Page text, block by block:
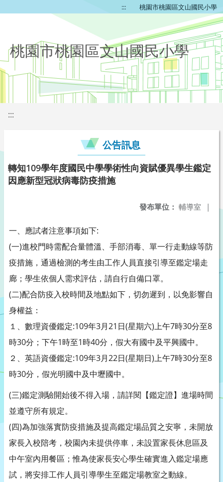
::: 桃園市桃園區文山國民小學
桃園市桃園區文山國民小學
:::
公告訊息
轉知109學年度國民中學學術性向資賦優異學生鑑定
因應新型冠狀病毒防疫措施
發布單位： 輔導室 |
一、應試者注意事項如下:
(一)進校門時需配合量體溫、手部消毒、單一行走動線等防
疫措施，通過檢測的考生由工作人員直接引導至鑑定場走
廊；學生依個人需求評估，請自行自備口罩。
(二)配合防疫入校時間及地點如下，切勿遲到，以免影響自
身權益：
１、數理資優鑑定:109年3月21日(星期六)上午7時30分至8
時30分；下午1時至1時40分，假大有國中及平興國中。
２、英語資優鑑定:109年3月22日(星期日)上午7時30分至8
時30分，假光明國中及中壢國中。
(三)鑑定測驗開始後不得入場，請詳閱【鑑定證】進場時間
並遵守所有規定。
(四)為加強落實防疫措施及提高鑑定場品質之安寧，未開放
家長入校陪考，校園內未提供停車，未設置家長休息區及
中午室內用餐區；惟為使家長安心學生確實進入鑑定場應
試，將安排工作人員引導學生至鑑定場教室之動線。